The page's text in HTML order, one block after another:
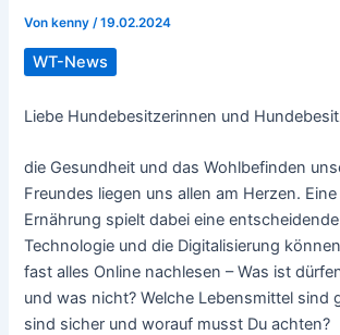
Von kenny/19.02.2024
WT-News
Liebe Hundebesitzerinnen und
die Gesundheit und das Wohlbefinden
Freundes liegen uns allen am Herzen.
Ernährung spielt dabei eine
Technologie und die Digitalisierung
fast alles Online nachlesen – Was ist
und was nicht? Welche Lebensmittel sind
sind sicher und worauf musst Du achten?